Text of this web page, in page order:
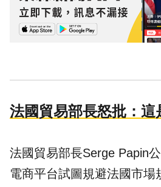
法國貿易部長怒批：這
法國貿易部長Serge Papin
電商平台試圖規避法國市場